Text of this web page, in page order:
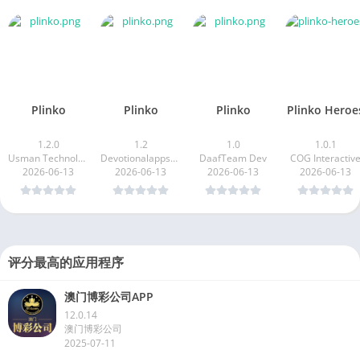
1.2.0
2026-06-13
1.2
2026-06-13
1.0
DaafTeam Dev
2026-06-13
1.0.1
COG Interactive
2026-06-13
评分最高的应用程序
澳门博彩公司APP
12.0.14